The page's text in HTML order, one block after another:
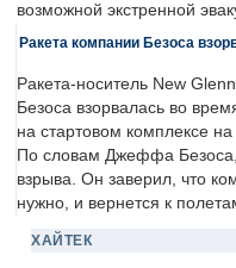
возможной экстренной
Ракета компании Безоса
Ракета-носитель New
Безоса взорвалась во
на стартовом комплексе
По словам Джеффа
взрыва. Он заверил, что
нужно, и вернется к
ХАЙТЕК